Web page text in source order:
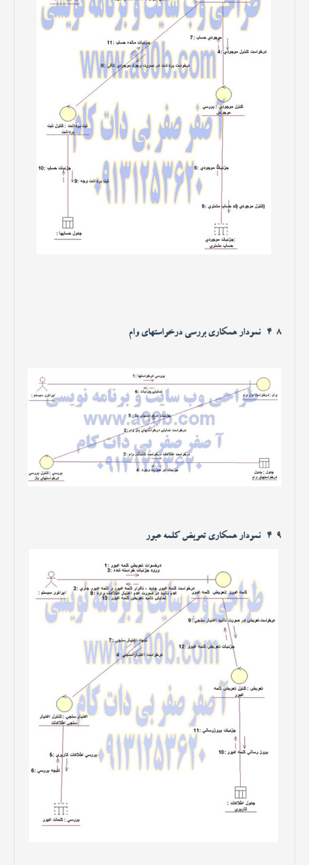
4-8- نمودار همکاری بررسی درخواستهای وام
4-9- نمودار همکاری تعویض کلمه عبور